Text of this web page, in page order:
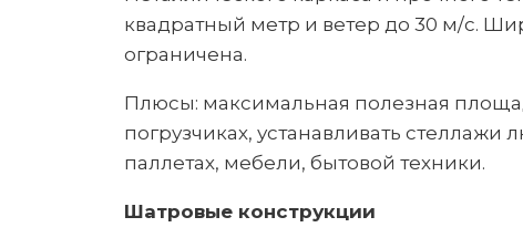
квадратный метр и ветер до 30 м/с.
ограничена.
Плюсы: максимальная полезная
погрузчиках, устанавливать
паллетах, мебели, бытовой техники.
Шатровые конструкции